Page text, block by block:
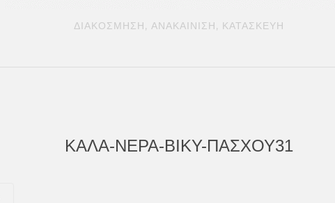
ΔΙΑΚΟΣΜΗΣΗ, ΑΝΑΚΑΙΝΙΣΗ, ΚΑΤΑΣΚΕΥΗ
ΚΑΛΑ-ΝΕΡΑ-ΒΙΚΥ-ΠΑΣΧΟΥ31